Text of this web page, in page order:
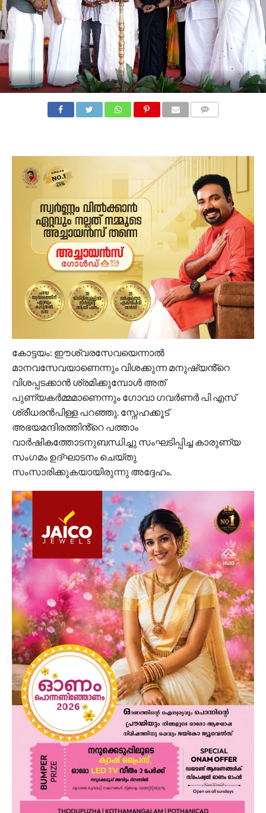
കോട്ടയം: ഈശ്വരസേവയെന്നാൽ
മാനവസേവയാണെന്നും വിശക്കുന്ന മനുഷ്യൻ്റെ
വിശപ്പടക്കാൻ ശ്രമിക്കുമ്പോൾ അത്
പുണ്യകർമ്മമാണെന്നും ഗോവാ ഗവർണർ പി എസ്
ശ്രീധരൻപിള്ള പറഞ്ഞു. സ്നേഹക്കൂട്
അഭയമന്ദിരത്തിൻ്റെ പത്താം
വാർഷികത്തോടനുബന്ധിച്ചു സംഘടിപ്പിച്ച കാരുണ്യ
സംഗമം ഉദ്ഘാടനം ചെയ്തു
സംസാരിക്കുകയായിരുന്നു അദ്ദേഹം.